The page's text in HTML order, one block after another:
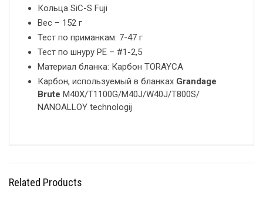
Кольца SiC-S Fuji
Вес – 152 г
Тест по приманкам: 7-47 г
Тест по шнуру PE – #1-2,5
Материал бланка: Карбон TORAYCA
Карбон, используемый в бланках Grandage
Brute M40X/T1100G/M40J/W40J/T800S/
NANOALLOY technologij
Related Products